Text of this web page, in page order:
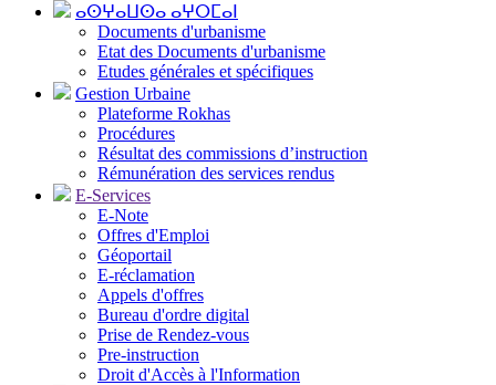
ⴰⵙⵖⴰⵡⵙⴰ ⴰⵖⵔⵎⴰⵏ
Documents d'urbanisme
Etat des Documents d'urbanisme
Etudes générales et spécifiques
Gestion Urbaine
Plateforme Rokhas
Procédures
Résultat des commissions d’instruction
Rémunération des services rendus
E-Services
E-Note
Offres d'Emploi
Géoportail
E-réclamation
Appels d'offres
Bureau d'ordre digital
Prise de Rendez-vous
Pre-instruction
Droit d'Accès à l'Information